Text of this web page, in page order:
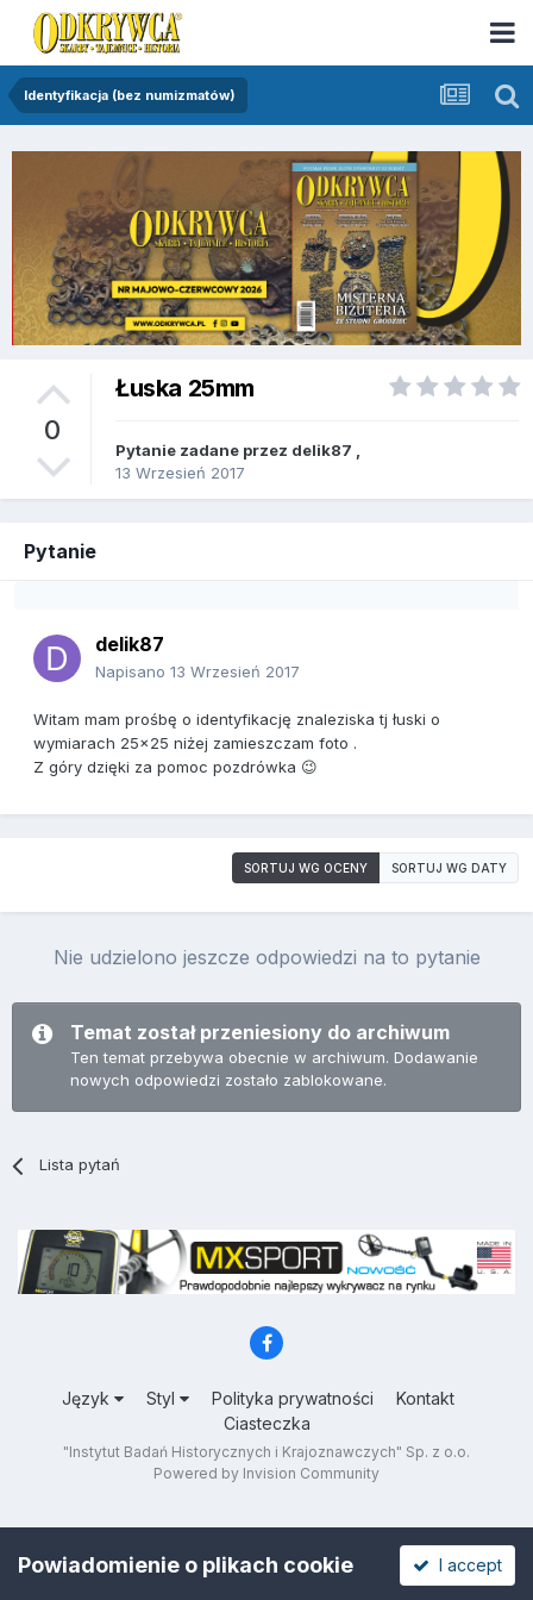
Identyfikacja (bez numizmatów)
0
Łuska 25mm
Pytanie zadane przez delik87
13 Wrzesień 2017
Pytanie
delik87
Napisano 13 Wrzesień 2017
Witam mam prośbę o identyfikację znaleziska tj łuski o
wymiarach 25x25 niżej zamieszczam foto .
Z góry dzięki za pomoc pozdrówka 😉
SORTUJ WG OCENY SORTUJ WG DATY
Nie udzielono jeszcze odpowiedzi na to pytanie
Temat został przeniesiony do archiwum
Ten temat przebywa obecnie w archiwum. Dodawanie
nowych odpowiedzi zostało zablokowane.
Lista pytań
Język Styl Polityka prywatności
Kontakt
Ciasteczka
"Instytut Badań Historycznych i Krajoznawczych" Sp. z o.o.
Powered by Invision Community
Powiadomienie o plikach cookie I accept